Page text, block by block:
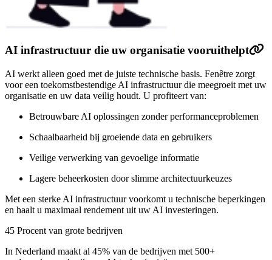
AI infrastructuur die uw organisatie vooruithelpt
AI werkt alleen goed met de juiste technische basis. Fenêtre zorgt
voor een toekomstbestendige AI infrastructuur die meegroeit met uw
organisatie en uw data veilig houdt. U profiteert van:
Betrouwbare AI oplossingen zonder performanceproblemen
Schaalbaarheid bij groeiende data en gebruikers
Veilige verwerking van gevoelige informatie
Lagere beheerkosten door slimme architectuurkeuzes
Met een sterke AI infrastructuur voorkomt u technische beperkingen
en haalt u maximaal rendement uit uw AI investeringen.
45 Procent van grote bedrijven
In Nederland maakt al 45% van de bedrijven met 500+